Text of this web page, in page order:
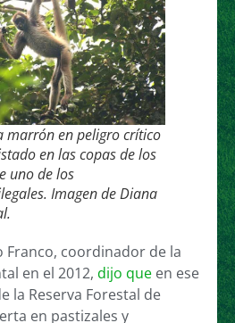
marrón en peligro crítico
en las copas de los
uno de los
Imagen de Diana
Franco, coordinador de la
en el 2012, dijo que en ese
la Reserva Forestal de
en pastizales y